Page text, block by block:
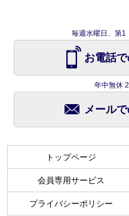
毎週水曜日、第1
お電話
年中無休
メール
トップページ
会員専用サービス
プライバシーポリシー